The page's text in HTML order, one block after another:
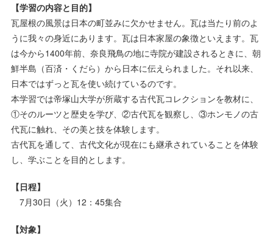
【学習の内容と目的】
瓦屋根の風景は日本の町並みに欠かせません。瓦は当たり前のよ
うに我々の身近にあります。瓦は日本家屋の象徴といえます。瓦
は今から1400年前、奈良飛鳥の地に寺院が建設されるときに、朝
鮮半島（百済・くだら）から日本に伝えられました。それ以来、
日本ではずっと瓦を使い続けているのです。
本学習では帝塚山大学が所蔵する古代瓦コレクションを教材に、
①そのルーツと歴史を学び、②古代瓦を観察し、③ホンモノの古
代瓦に触れ、その美と技を体験します。
古代瓦を通して、古代文化が現在にも継承されていることを体験
し、学ぶことを目的とします。
【日程】
7月30日（火）12：45集合
【対象】